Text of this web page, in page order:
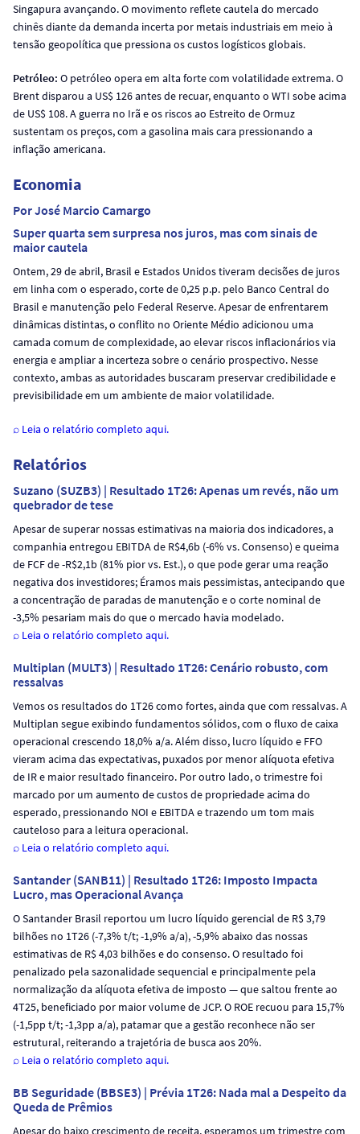
Singapura avançando. O movimento reflete cautela do mercado
chinês diante da demanda incerta por metais industriais em meio à
tensão geopolítica que pressiona os custos logísticos globais.
Petróleo: O petróleo opera em alta forte com volatilidade extrema. O
Brent disparou a US$ 126 antes de recuar, enquanto o WTI sobe acima
de US$ 108. A guerra no Irã e os riscos ao Estreito de Ormuz
sustentam os preços, com a gasolina mais cara pressionando a
inflação americana.
Economia
Por José Marcio Camargo
Super quarta sem surpresa nos juros, mas com sinais de
maior cautela
Ontem, 29 de abril, Brasil e Estados Unidos tiveram decisões de juros
em linha com o esperado, corte de 0,25 p.p. pelo Banco Central do
Brasil e manutenção pelo Federal Reserve. Apesar de enfrentarem
dinâmicas distintas, o conflito no Oriente Médio adicionou uma
camada comum de complexidade, ao elevar riscos inflacionários via
energia e ampliar a incerteza sobre o cenário prospectivo. Nesse
contexto, ambas as autoridades buscaram preservar credibilidade e
previsibilidade em um ambiente de maior volatilidade.
⌕ Leia o relatório completo aqui.
Relatórios
Suzano (SUZB3) | Resultado 1T26: Apenas um revés, não um
quebrador de tese
Apesar de superar nossas estimativas na maioria dos indicadores, a
companhia entregou EBITDA de R$4,6b (-6% vs. Consenso) e queima
de FCF de -R$2,1b (81% pior vs. Est.), o que pode gerar uma reação
negativa dos investidores; Éramos mais pessimistas, antecipando que
a concentração de paradas de manutenção e o corte nominal de
-3,5% pesariam mais do que o mercado havia modelado.
⌕ Leia o relatório completo aqui.
Multiplan (MULT3) | Resultado 1T26: Cenário robusto, com
ressalvas
Vemos os resultados do 1T26 como fortes, ainda que com ressalvas. A
Multiplan segue exibindo fundamentos sólidos, com o fluxo de caixa
operacional crescendo 18,0% a/a. Além disso, lucro líquido e FFO
vieram acima das expectativas, puxados por menor alíquota efetiva
de IR e maior resultado financeiro. Por outro lado, o trimestre foi
marcado por um aumento de custos de propriedade acima do
esperado, pressionando NOI e EBITDA e trazendo um tom mais
cauteloso para a leitura operacional.
⌕ Leia o relatório completo aqui.
Santander (SANB11) | Resultado 1T26: Imposto Impacta
Lucro, mas Operacional Avança
O Santander Brasil reportou um lucro líquido gerencial de R$ 3,79
bilhões no 1T26 (-7,3% t/t; -1,9% a/a), -5,9% abaixo das nossas
estimativas de R$ 4,03 bilhões e do consenso. O resultado foi
penalizado pela sazonalidade sequencial e principalmente pela
normalização da alíquota efetiva de imposto — que saltou frente ao
4T25, beneficiado por maior volume de JCP. O ROE recuou para 15,7%
(-1,5pp t/t; -1,3pp a/a), patamar que a gestão reconhece não ser
estrutural, reiterando a trajetória de busca aos 20%.
⌕ Leia o relatório completo aqui.
BB Seguridade (BBSE3) | Prévia 1T26: Nada mal a Despeito da
Queda de Prêmios
Apesar do baixo crescimento de receita, esperamos um trimestre com